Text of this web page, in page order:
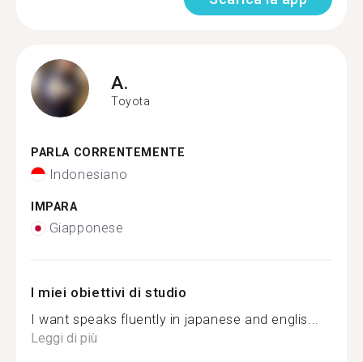
A.
Toyota
PARLA CORRENTEMENTE
Indonesiano
IMPARA
Giapponese
I miei obiettivi di studio
I want speaks fluently in japanese and englis...
Leggi di più